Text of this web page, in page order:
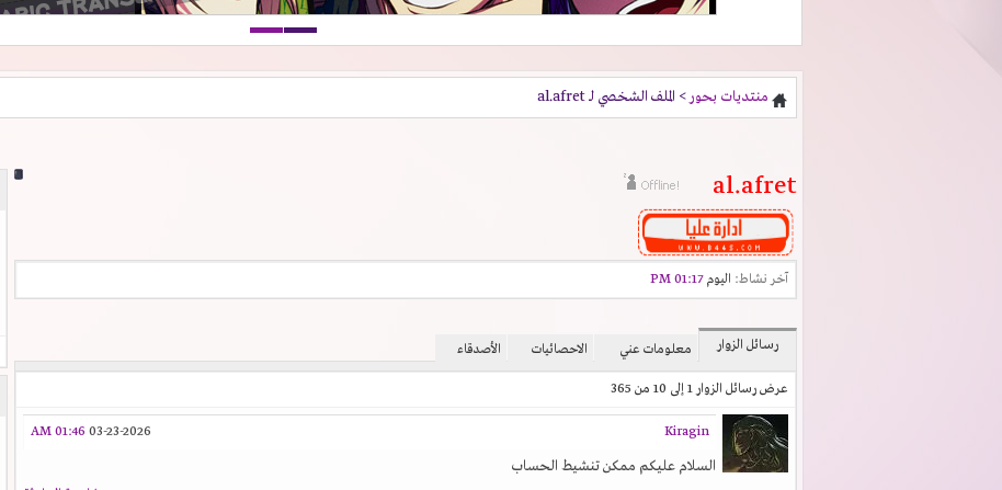
منتديات بحور > الملف الشخصي لـ al.afret
al.afret
آخر نشاط: اليوم01:17 PM
رسائل الزوار معلومات عني الاحصائيات الأصدقاء
عرض رسائل الزوار 1 إلى 10 من 365
03-23-2026
01:46 AM Kiragin
السلام عليكم ممكن تنشيط الحساب